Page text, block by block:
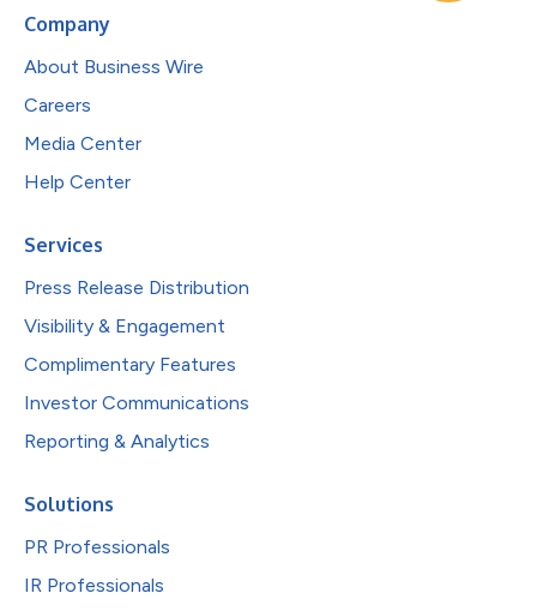
Company
About Business Wire
Careers
Media Center
Help Center
Services
Press Release Distribution
Visibility & Engagement
Complimentary Features
Investor Communications
Reporting & Analytics
Solutions
PR Professionals
IR Professionals